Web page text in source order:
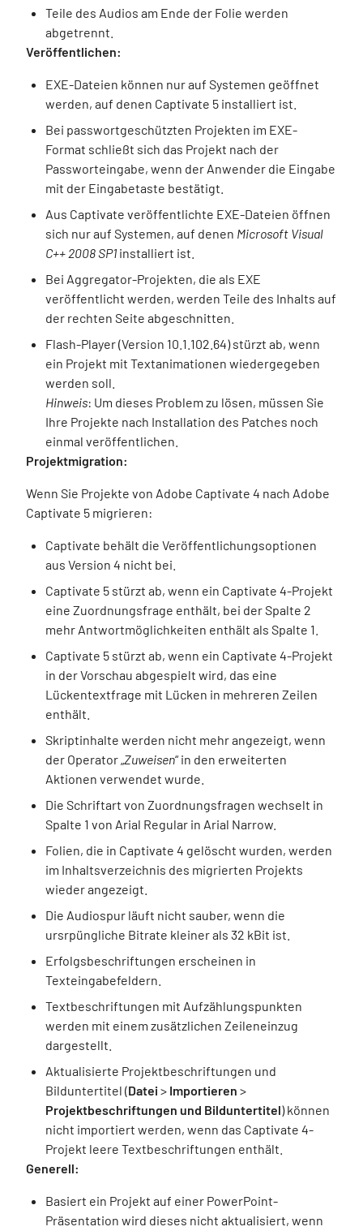
Teile des Audios am Ende der Folie werden
abgetrennt.
Veröffentlichen:
EXE-Dateien können nur auf Systemen geöffnet
werden, auf denen Captivate 5 installiert ist.
Bei passwortgeschützten Projekten im EXE-
Format schließt sich das Projekt nach der
Passworteingabe, wenn der Anwender die Eingabe
mit der Eingabetaste bestätigt.
Aus Captivate veröffentlichte EXE-Dateien öffnen
sich nur auf Systemen, auf denen Microsoft Visual
C++ 2008 SP1 installiert ist.
Bei Aggregator-Projekten, die als EXE
veröffentlicht werden, werden Teile des Inhalts auf
der rechten Seite abgeschnitten.
Flash-Player (Version 10.1.102.64) stürzt ab, wenn
ein Projekt mit Textanimationen wiedergegeben
werden soll.
Hinweis: Um dieses Problem zu lösen, müssen Sie
Ihre Projekte nach Installation des Patches noch
einmal veröffentlichen.
Projektmigration:
Wenn Sie Projekte von Adobe Captivate 4 nach Adobe
Captivate 5 migrieren:
Captivate behält die Veröffentlichungsoptionen
aus Version 4 nicht bei.
Captivate 5 stürzt ab, wenn ein Captivate 4-Projekt
eine Zuordnungsfrage enthält, bei der Spalte 2
mehr Antwortmöglichkeiten enthält als Spalte 1.
Captivate 5 stürzt ab, wenn ein Captivate 4-Projekt
in der Vorschau abgespielt wird, das eine
Lückentextfrage mit Lücken in mehreren Zeilen
enthält.
Skriptinhalte werden nicht mehr angezeigt, wenn
der Operator „Zuweisen“ in den erweiterten
Aktionen verwendet wurde.
Die Schriftart von Zuordnungsfragen wechselt in
Spalte 1 von Arial Regular in Arial Narrow.
Folien, die in Captivate 4 gelöscht wurden, werden
im Inhaltsverzeichnis des migrierten Projekts
wieder angezeigt.
Die Audiospur läuft nicht sauber, wenn die
ursrpüngliche Bitrate kleiner als 32 kBit ist.
Erfolgsbeschriftungen erscheinen in
Texteingabefeldern.
Textbeschriftungen mit Aufzählungspunkten
werden mit einem zusätzlichen Zeileneinzug
dargestellt.
Aktualisierte Projektbeschriftungen und
Bilduntertitel (Datei > Importieren >
Projektbeschriftungen und Bilduntertitel) können
nicht importiert werden, wenn das Captivate 4-
Projekt leere Textbeschriftungen enthält.
Generell:
Basiert ein Projekt auf einer PowerPoint-
Präsentation wird dieses nicht aktualisiert, wenn